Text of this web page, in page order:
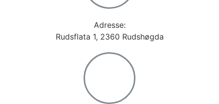
Adresse:
Rudsflata 1, 2360 Rudshøgda